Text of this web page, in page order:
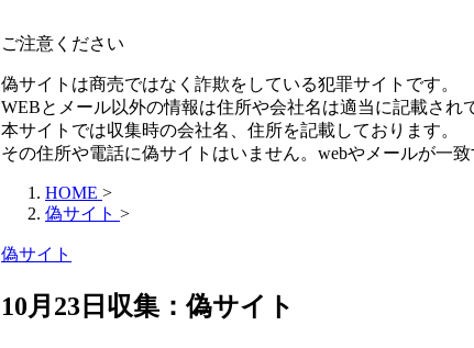
ご注意ください
偽サイトは商売ではなく詐欺をしている犯罪サイトです。
WEBとメール以外の情報は住所や会社名は適当に記載され
本サイトでは収集時の会社名、住所を記載しております。
その住所や電話に偽サイトはいません。webやメールが一
HOME >
偽サイト >
偽サイト
10月23日収集：偽サイト